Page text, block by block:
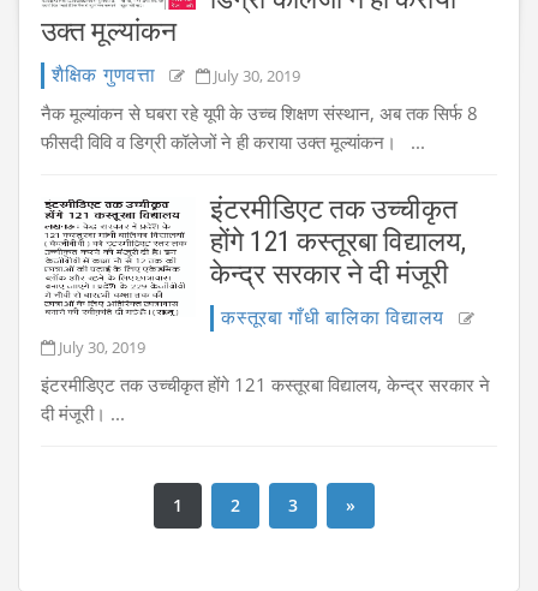
उक्त मूल्यांकन
शैक्षिक गुणवत्ता July 30, 2019
नैक मूल्यांकन से घबरा रहे यूपी के उच्च शिक्षण संस्थान, अब तक सिर्फ 8
फीसदी विवि व डिग्री कॉलेजों ने ही कराया उक्त मूल्यांकन। ...
इंटरमीडिएट तक उच्चीकृत
होंगे 121 कस्तूरबा विद्यालय,
केन्द्र सरकार ने दी मंजूरी
कस्तूरबा गाँधी बालिका विद्यालय
July 30, 2019
इंटरमीडिएट तक उच्चीकृत होंगे 121 कस्तूरबा विद्यालय, केन्द्र सरकार ने
दी मंजूरी। ...
1 2 3 »